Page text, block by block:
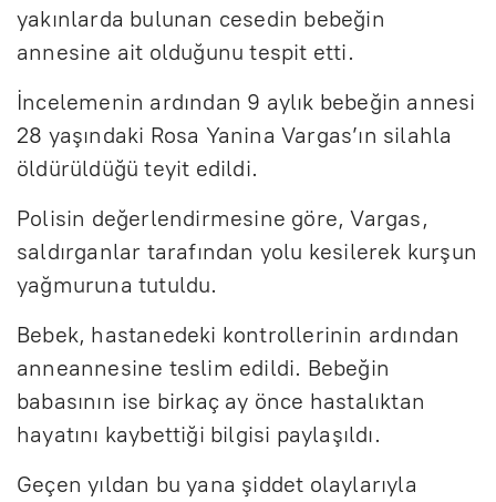
yakınlarda bulunan cesedin bebeğin
annesine ait olduğunu tespit etti.
İncelemenin ardından 9 aylık bebeğin annesi
28 yaşındaki Rosa Yanina Vargas’ın silahla
öldürüldüğü teyit edildi.
Polisin değerlendirmesine göre, Vargas,
saldırganlar tarafından yolu kesilerek kurşun
yağmuruna tutuldu.
Bebek, hastanedeki kontrollerinin ardından
anneannesine teslim edildi. Bebeğin
babasının ise birkaç ay önce hastalıktan
hayatını kaybettiği bilgisi paylaşıldı.
Geçen yıldan bu yana şiddet olaylarıyla